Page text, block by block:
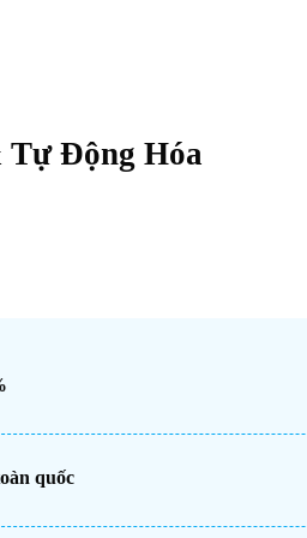
Tự Động Hóa
quốc